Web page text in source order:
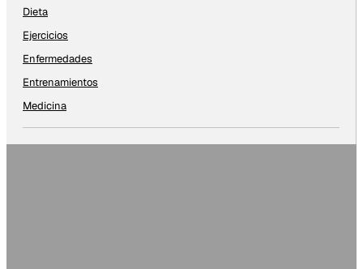
Dieta
Ejercicios
Enfermedades
Entrenamientos
Medicina